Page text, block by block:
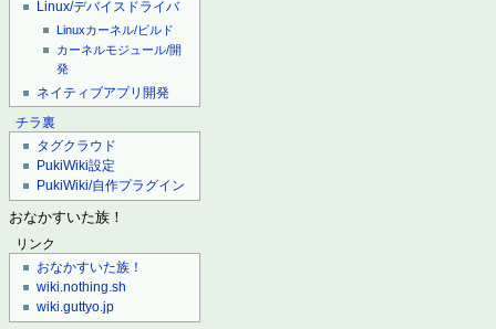
Linux/デバイスドライバ
Linuxカーネル/ビルド
カーネルモジュール/開
発
ネイティブアプリ開発
チラ裏
タグクラウド
PukiWiki設定
PukiWiki/自作プラグイン
おなかすいた族！
リンク
おなかすいた族！
wiki.nothing.sh
wiki.guttyo.jp